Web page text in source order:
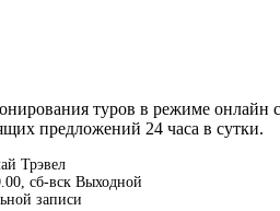
туров в режиме онлайн
предложений 24 часа в сутки.
Трэвел
сб-вск Выходной
записи